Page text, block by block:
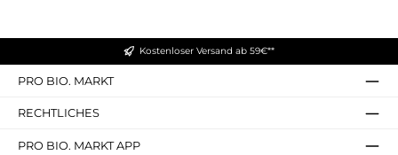
Kostenloser Versand ab 59€**
PRO BIO. MARKT
RECHTLICHES
PRO BIO. MARKT APP